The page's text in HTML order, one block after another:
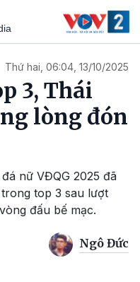
Thứ hai, 06:04, 13/10/2025
3, Thái
lòng đón
nữ VĐQG 2025 đã
top 3 sau lượt
đấu bế mạc.
Ngô Đức